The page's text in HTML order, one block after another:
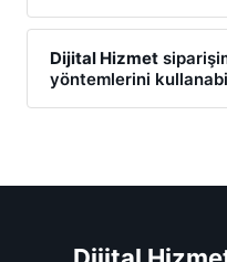
Hizmetpazarında fark
Elbette. Bizim için
bitmez; teknik destek ve
her zaman yanınızdayız.
Dijital Hizmet
yöntemlerini